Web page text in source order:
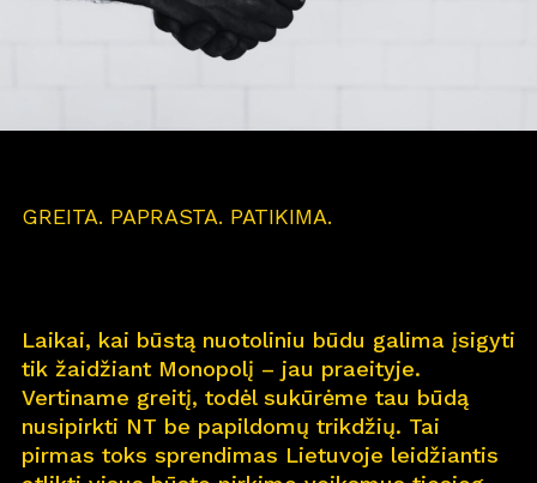
GREITA. PAPRASTA. PATIKIMA.
Laikai, kai būstą nuotoliniu būdu galima įsigyti
tik žaidžiant Monopolį – jau praeityje.
Vertiname greitį, todėl sukūrėme tau būdą
nusipirkti NT be papildomų trikdžių. Tai
pirmas toks sprendimas Lietuvoje leidžiantis